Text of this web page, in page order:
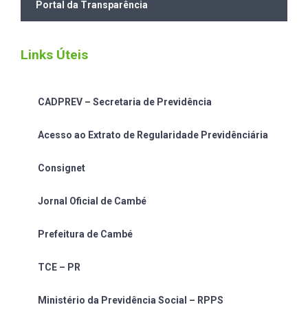
Portal da Transparência
Links Úteis
CADPREV – Secretaria de Previdência
Acesso ao Extrato de Regularidade Previdênciária
Consignet
Jornal Oficial de Cambé
Prefeitura de Cambé
TCE – PR
Ministério da Previdência Social – RPPS